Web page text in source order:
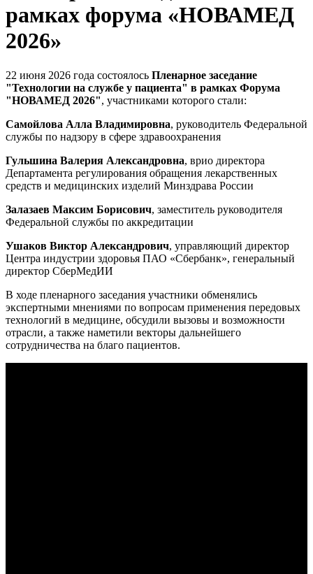
рамках форума «НОВАМЕД
2026»
22 июня 2026 года состоялось Пленарное заседание
"Технологии на службе у пациента" в рамках Форума
"НОВАМЕД 2026", участниками которого стали:
Самойлова Алла Владимировна, руководитель Федеральной
службы по надзору в сфере здравоохранения
Гульшина Валерия Александровна, врио директора
Департамента регулирования обращения лекарственных
средств и медицинских изделий Минздрава России
Залазаев Максим Борисович, заместитель руководителя
Федеральной службы по аккредитации
Ушаков Виктор Александрович, управляющий директор
Центра индустрии здоровья ПАО «Сбербанк», генеральный
директор СберМедИИ
В ходе пленарного заседания участники обменялись
экспертными мнениями по вопросам применения передовых
технологий в медицине, обсудили вызовы и возможности
отрасли, а также наметили векторы дальнейшего
сотрудничества на благо пациентов.